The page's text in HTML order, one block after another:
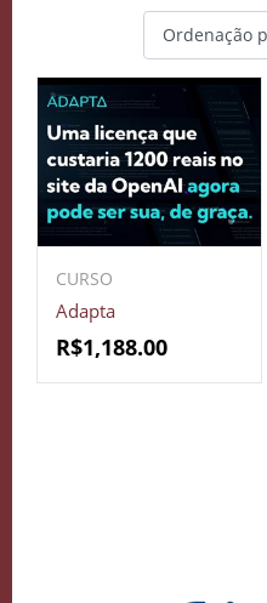
CURSO
Adapta
R$1,188.00